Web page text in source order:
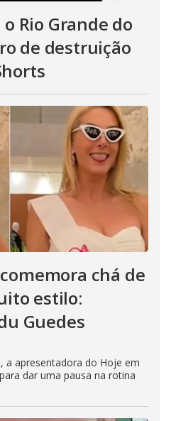
Rio Grande do
de destruição
chá de
estilo:
Guedes
a apresentadora do Hoje em
dar uma pausa na rotina